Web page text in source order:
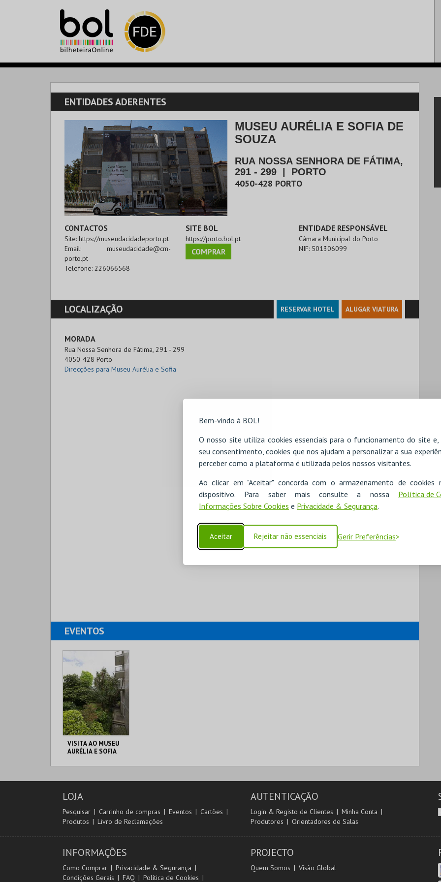
Bem-vindo à BOL!
O nosso site utiliza cookies essenciais para o funcionamento do site
seu consentimento, cookies que nos ajudam a personalizar a sua
perceber como a plataforma é utilizada pelos nossos visitantes.
Ao clicar em "Aceitar" concorda com o armazenamento de cookies
dispositivo. Para saber mais consulte a nossa Política de
Informações Sobre Cookies e Privacidade & Segurança.
Aceitar Rejeitar não essenciais Gerir Preferências
ENTIDADES ADERENTES
MUSEU AURÉLIA E SOFIA DE
SOUZA
RUA NOSSA SENHORA DE FÁTIMA,
291 - 299
PORTO
4050-428 PORTO
CONTACTOS
Site: https://museudacidadeporto.pt
Email: museudacidade@cm-
porto.pt
Telefone: 226066568
SITE BOL
https://porto.bol.pt
COMPRAR
ENTIDADE RESPONSÁVEL
Câmara Municipal do Porto
NIF: 501306099
LOCALIZAÇÃO RESERVAR HOTEL ALUGAR VIATURA
MORADA
Rua Nossa Senhora de Fátima, 291 - 299
4050-428 Porto
Direcções para Museu Aurélia e Sofia
EVENTOS
VISITA AO MUSEU
AURÉLIA E SOFIA
SOFIA
COMPRAR
LOJA
Pesquisar Carrinho de compras Eventos
Cartões
Produtos
Livro de Reclamações
AUTENTICAÇÃO
Login & Registo de Clientes
Minha Conta
Produtores
Orientadores de Salas
INFORMAÇÕES
Como Comprar
Privacidade & Segurança
Condições Gerais
FAQ Política de Cookies
PROJECTO
Quem Somos Visão Global